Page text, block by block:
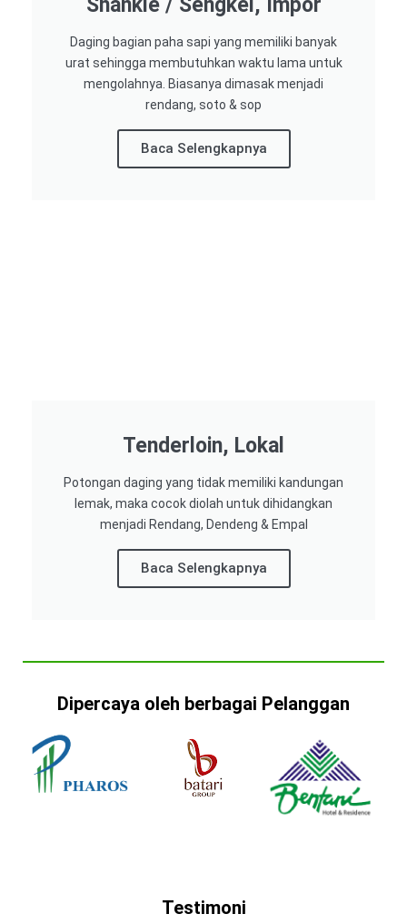
Shankle / Sengkel, Impor
Daging bagian paha sapi yang memiliki banyak
urat sehingga membutuhkan waktu lama untuk
mengolahnya. Biasanya dimasak menjadi
rendang, soto & sop
Baca Selengkapnya
Tenderloin, Lokal
Potongan daging yang tidak memiliki kandungan
lemak, maka cocok diolah untuk dihidangkan
menjadi Rendang, Dendeng & Empal
Baca Selengkapnya
Dipercaya oleh berbagai Pelanggan
Testimoni